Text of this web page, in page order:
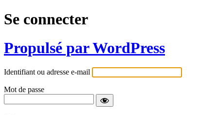
Se connecter
Propulsé par WordPress
Identifiant ou adresse e-mail
Mot de passe